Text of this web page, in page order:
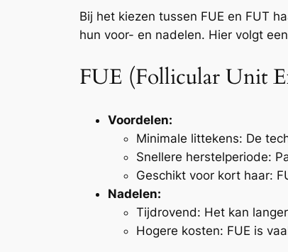
Bij het kiezen tussen FUE en FUT
hun voor- en nadelen. Hier volgt
FUE (Follicular Unit
Voordelen:
Minimale littekens: De
Snellere herstelperiode:
Geschikt voor kort haar:
Nadelen:
Tijdrovend: Het kan
Hogere kosten: FUE is